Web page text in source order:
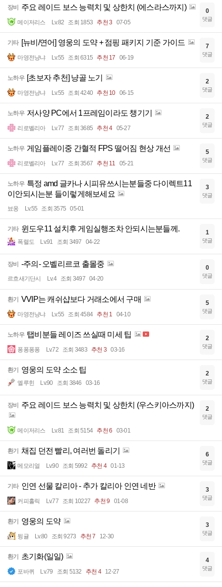
장비 주요 레이드 보스 능력치 및 상한치 (에스라스까지)
메이저리스 Lv.82 조회 1853 추천 3 07-05
0
댓글
기타 [뉴비/연어] 영웅의 도약 + 점핑 패키지 기준 가이드
마영전냥냐 Lv.55 조회 6315 추천 17 06-19
7
댓글
노하우 [초보자 추천] 냥골 노기
마영전냥냐 Lv.55 조회 4240 추천 10 06-15
2
댓글
노하우 저사양 PC에서 1프레임이라도 챙기기
리로벨리아 Lv.77 조회 3685 추천 4 05-27
2
댓글
노하우 게임플레이중 간혈적 FPS 떨어짐 현상 개선
리로벨리아 Lv.77 조회 3567 추천 11 05-21
5
댓글
노하우 특정 amd 글카나 시피유쓰시는분들중 다이렉트11
이안되시는분 들이렇게해보세요
뵤옹 Lv.55 조회 3575 05-01
3
댓글
기타 윈도우11 설치후 게임실행조차 안되시는분들께.
폭렬도 Lv.91 조회 3497 04-22
1
댓글
장비 -주의- 오벨리르코 출몰중
르흐새기단시 Lv.4 조회 3497 04-20
0
댓글
환기 VVIP는 캐쉬샵보다 거래소에서 구매
마영전냥냐 Lv.55 조회 4584 추천 1 04-10
5
댓글
노하우 탭비분들 레이즈 쓰실때 미세 팁
퐁퐁퐁퐁 Lv.72 조회 3483 추천 3 03-16
2
댓글
환기 영웅의 도약 소소 팁
엘루힌 Lv.90 조회 3846 03-16
2
댓글
장비 주요 레이드 보스 능력치 및 상한치 (우스키아스까지)
메이저리스 Lv.81 조회 5154 추천 6 03-01
2
댓글
환기 채집 던전 빨리, 여러번 돌리기
메모리얼 Lv.90 조회 5992 추천 4 01-13
6
댓글
기타 인연 선물 칼리아 - 추가 칼리아 인연 네반
커피홀릭 Lv.77 조회 10227 추천 9 01-08
3
댓글
환기 영웅의 도약
뒹귤 Lv.80 조회 9273 추천 7 12-30
3
댓글
환기 초기화(일일)
포바퀴 Lv.79 조회 5132 추천 4 12-27
4
댓글